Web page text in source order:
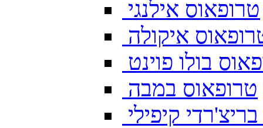
טרופאוס אילנגי
איקולה
בולו פוינט
טרופאוס במבה
קיפילי